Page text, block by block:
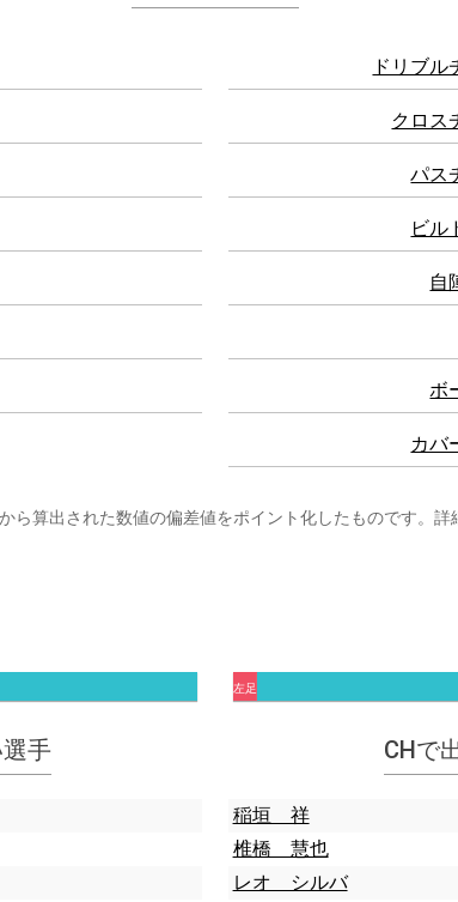
ドリブル
クロス
パス
ビル
自
ボ
カバ
算出された数値の偏差値をポイント化したものです。詳
左足
手 CHで
稲垣 祥
椎橋 慧也
レオ シルバ